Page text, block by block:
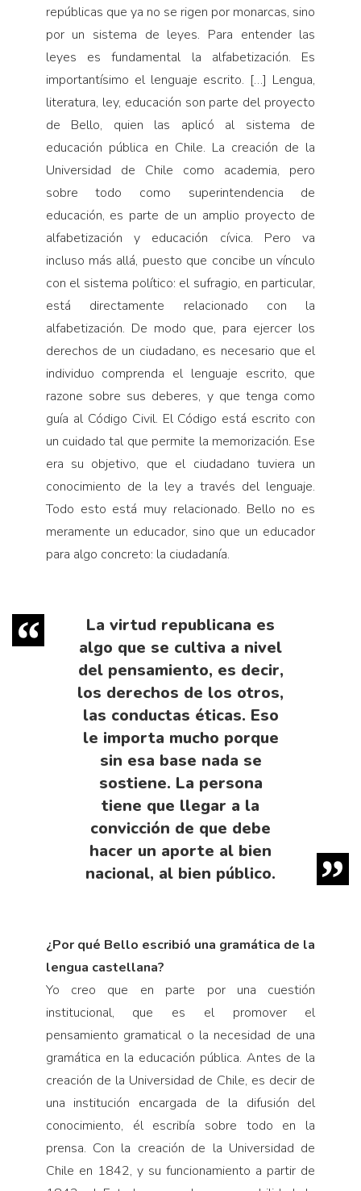
repúblicas que ya no se rigen por monarcas, sino
por un sistema de leyes. Para entender las
leyes es fundamental la alfabetización. Es
importantísimo el lenguaje escrito. […] Lengua,
literatura, ley, educación son parte del proyecto
de Bello, quien las aplicó al sistema de
educación pública en Chile. La creación de la
Universidad de Chile como academia, pero
sobre todo como superintendencia de
educación, es parte de un amplio proyecto de
alfabetización y educación cívica. Pero va
incluso más allá, puesto que concibe un vínculo
con el sistema político: el sufragio, en particular,
está directamente relacionado con la
alfabetización. De modo que, para ejercer los
derechos de un ciudadano, es necesario que el
individuo comprenda el lenguaje escrito, que
razone sobre sus deberes, y que tenga como
guía al Código Civil. El Código está escrito con
un cuidado tal que permite la memorización. Ese
era su objetivo, que el ciudadano tuviera un
conocimiento de la ley a través del lenguaje.
Todo esto está muy relacionado. Bello no es
meramente un educador, sino que un educador
para algo concreto: la ciudadanía.
La virtud republicana es
algo que se cultiva a nivel
del pensamiento, es decir,
los derechos de los otros,
las conductas éticas. Eso
le importa mucho porque
sin esa base nada se
sostiene. La persona
tiene que llegar a la
convicción de que debe
hacer un aporte al bien
nacional, al bien público.
¿Por qué Bello escribió una gramática de la
lengua castellana?
Yo creo que en parte por una cuestión
institucional, que es el promover el
pensamiento gramatical o la necesidad de una
gramática en la educación pública. Antes de la
creación de la Universidad de Chile, es decir de
una institución encargada de la difusión del
conocimiento, él escribía sobre todo en la
prensa. Con la creación de la Universidad de
Chile en 1842, y su funcionamiento a partir de